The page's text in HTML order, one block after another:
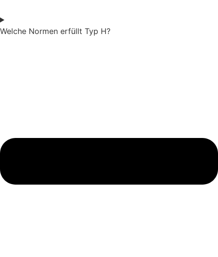
Welche Normen erfüllt Typ H?